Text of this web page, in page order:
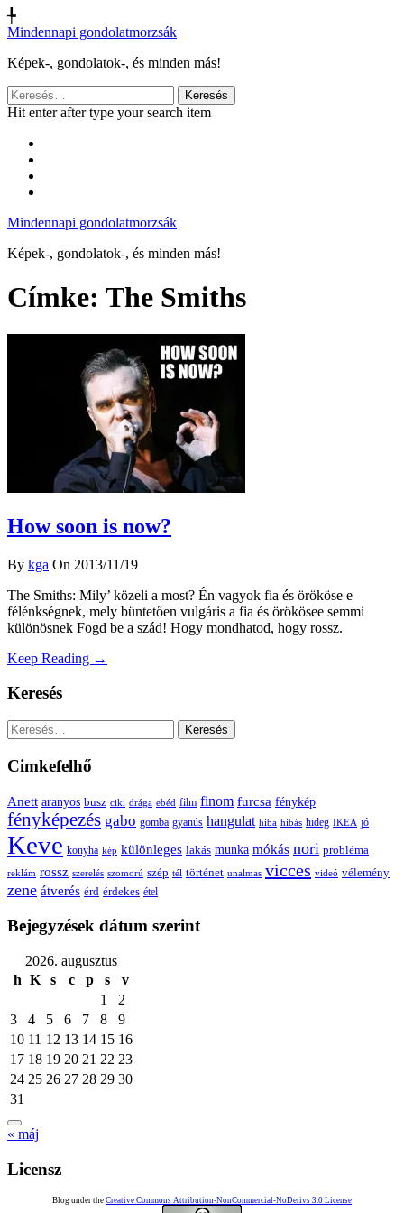
╄
Mindennapi gondolatmorzsák
Képek-, gondolatok-, és minden más!
Keresés:
Hit enter after type your search item
Mindennapi gondolatmorzsák
Képek-, gondolatok-, és minden más!
Címke: The Smiths
How soon is now?
By kga On 2013/11/19
The Smiths: Mily’ közeli a most? Én vagyok fia és örököse e
félénkségnek, mely büntetően vulgáris a fia és örökösee semmi
különösnek Fogd be a szád! Hogy mondhatod, hogy rossz.
Keep Reading →
Keresés
Keresés:
Cimkefelhő
Anett aranyos busz ciki drága ebéd film finom furcsa fénykép
fényképezés gabo gomba gyanús hangulat hiba hibás hideg IKEA jó
Keve konyha kép különleges lakás munka mókás nori probléma
reklám rossz szerelés szomorú szép tél történet unalmas vicces videó vélemény
zene átverés érd érdekes étel
Bejegyzések dátum szerint
2026. augusztus
h K s c p s
v
1
2
3
4 5 6 7 8
9
10 11 12 13 14 15 16
17 18 19 20 21 22 23
24 25 26 27 28 29 30
31
« máj
Licensz
Blog under the Creative Commons Attribution-NonCommercial-NoDerivs 3.0 License